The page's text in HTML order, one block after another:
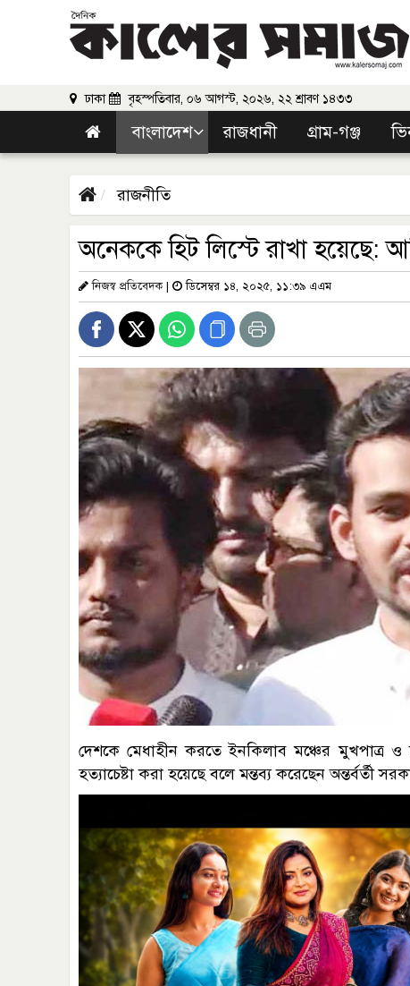
ঢাকা বৃহস্পতিবার, ০৬ আগস্ট, ২০২৬, ২২ শ্রাবণ ১৪৩৩
বাংলাদেশ রাজধানী গ্রাম-গঞ্জ
রাজনীতি
অনেককে হিট লিস্টে রাখা হয়েছে:
নিজস্ব প্রতিবেদক| ডিসেম্বর ১৪, ২০২৫, ১১:৩৯ এএম
দেশকে মেধাহীন করতে ইনকিলাব মঞ্চের মুখপাত্র ও
হত্যাচেষ্টা করা হয়েছে বলে মন্তব্য করেছেন